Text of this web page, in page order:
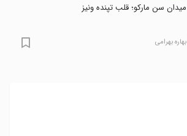
میدان سن مارکو؛ قلب تپنده ونیز
بهاره بهرامی